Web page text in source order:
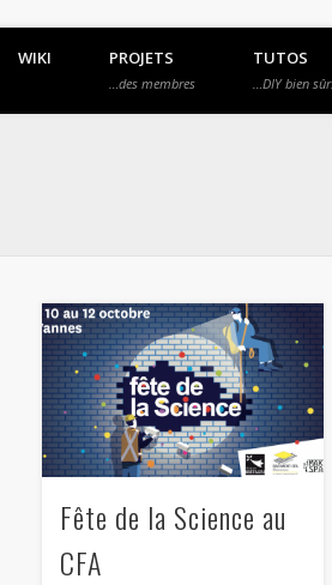
WIKI PROJETS
…des membres
TUTOS
…DIY bien
Fête de la Science au
CFA